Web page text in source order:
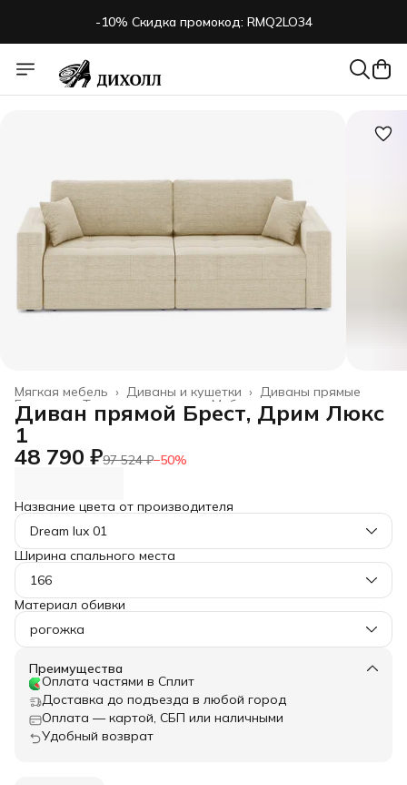
-10% Скидка промокод: RMQ2LO34
Диваны прямые
Диваны и кушетки ›
Мягкая мебель ›
Мебель ›
Товары для дома
Главная
Диван прямой Брест, Дрим Люкс
1
48 790 ₽97 524 ₽−50%
Название цвета от производителя
Dream lux 01
Ширина спального места
166
Материал обивки
рогожка
Преимущества
Оплата частями в Сплит
Доставка до подъезда в любой город
Оплата — картой, СБП или наличными
Удобный возврат